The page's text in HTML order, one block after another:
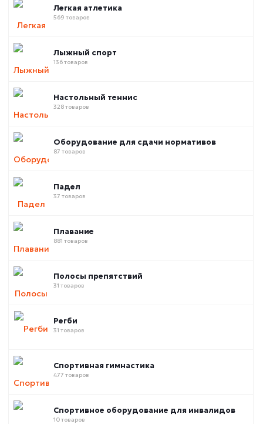
Легкая атлетика
569 товаров
Лыжный спорт
136 товаров
Настольный теннис
328 товаров
Оборудование для сдачи нормативов
87 товаров
Падел
37 товаров
Плавание
881 товаров
Полосы препятствий
31 товаров
Регби
31 товаров
Спортивная гимнастика
477 товаров
Спортивное оборудование для инвалидов
10 товаров